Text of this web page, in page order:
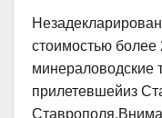
стоимостью
минераловодские
прилетевшейиз